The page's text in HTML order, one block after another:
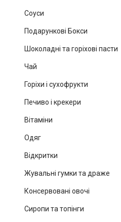
Соуси
Подарункові Бокси
Шоколадні та горіхові пасти
Чай
Горіхи і сухофрукти
Печиво і крекери
Вітаміни
Одяг
Відкритки
Жувальні гумки та драже
Консервовані овочі
Сиропи та топінги